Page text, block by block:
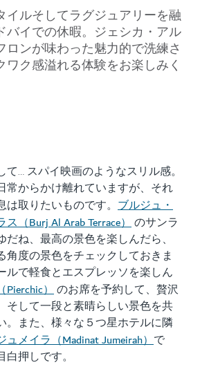
イルそしてラグジュアリーを融
バイでの休暇。ジェシカ・アル
ロンが味わった魅力的で洗練さ
ク感溢れる体験をお楽しみく
… スパイ映画のようなスリル感。
常からかけ離れていますが、それ
取りたいものです。 ブルジュ・
（Burj Al Arab Terrace）のサンラ
ね、最高の景色を楽しんだら、
角度の景色をチェックしておきま
ルで軽食とエスプレッソを楽しん
Pierchic）のお席を予約して、贅沢
そして一段と素晴らしい景色を共
。また、様々な５つ星ホテルに隣
ュメイラ（Madinat Jumeirah）で
押しです。